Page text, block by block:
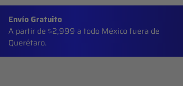
Envío Gratuito
A partir de $2,999 a todo México fuera de
Querétaro.